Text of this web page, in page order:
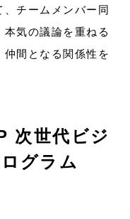
チームメンバー同
気の議論を重ねる
間となる関係性を
次世代ビジ
グラム